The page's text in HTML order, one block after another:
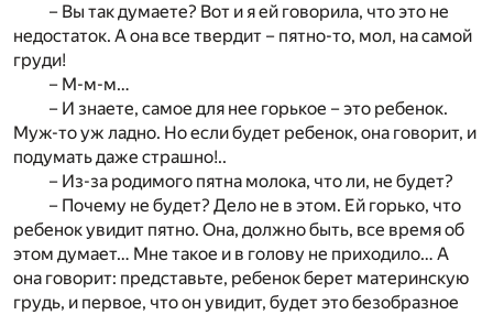
– Вы так думаете? Вот и я ей говорила, что это не
недостаток. А она все твердит – пятно-то, мол, на самой
груди!
– М-м-м…
– И знаете, самое для нее горькое – это ребенок.
Муж-то уж ладно. Но если будет ребенок, она говорит, и
подумать даже страшно!..
– Из-за родимого пятна молока, что ли, не будет?
– Почему не будет? Дело не в этом. Ей горько, что
ребенок увидит пятно. Она, должно быть, все время об
этом думает… Мне такое и в голову не приходило… А
она говорит: представьте, ребенок берет материнскую
грудь, и первое, что он увидит, будет это безобразное